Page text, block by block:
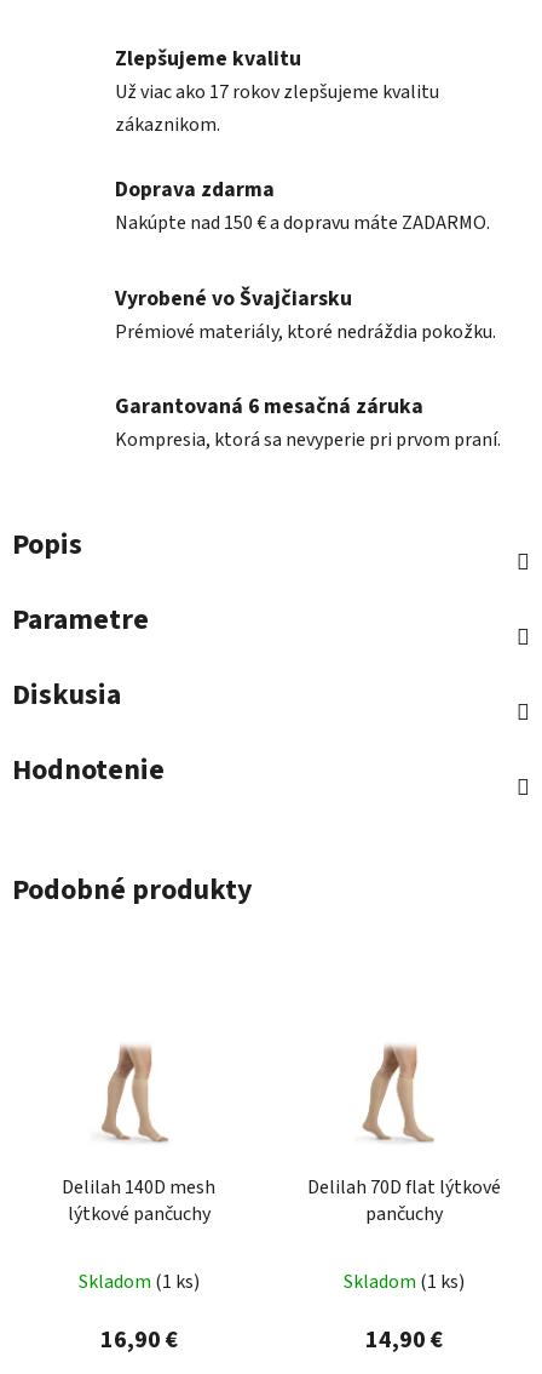
Zlepšujeme kvalitu
Už viac ako 17 rokov zlepšujeme kvalitu
zákaznikom.
Doprava zdarma
Nakúpte nad 150 € a dopravu máte ZADARMO.
Vyrobené vo Švajčiarsku
Prémiové materiály, ktoré nedráždia pokožku.
Garantovaná 6 mesačná záruka
Kompresia, ktorá sa nevyperie pri prvom praní.
Popis
Parametre
Diskusia
Hodnotenie
Podobné produkty
Delilah 140D mesh
lýtkové pančuchy
Skladom (1 ks)
16,90 €
Delilah 70D flat lýtkové
pančuchy
Skladom (1 ks)
14,90 €